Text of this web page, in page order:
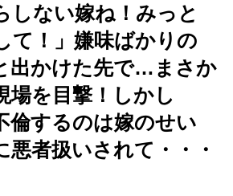
しない嫁ね！みっと
て！」嫌味ばかりの
出かけた先で…まさか
場を目撃！しかし
倫するのは嫁のせい
悪者扱いされて・・・